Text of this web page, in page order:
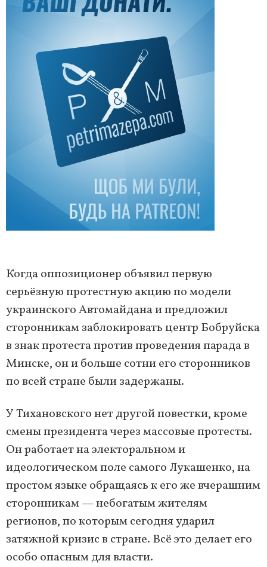
Когда оппозиционер объявил первую
серьёзную протестную акцию по модели
украинского Автомайдана и предложил
сторонникам заблокировать центр Бобруйска
в знак протеста против проведения парада в
Минске, он и больше сотни его сторонников
по всей стране были задержаны.
У Тихановского нет другой повестки, кроме
смены президента через массовые протесты.
Он работает на электоральном и
идеологическом поле самого Лукашенко, на
простом языке обращаясь к его же вчерашним
сторонникам — небогатым жителям
регионов, по которым сегодня ударил
затяжной кризис в стране. Всё это делает его
особо опасным для власти.